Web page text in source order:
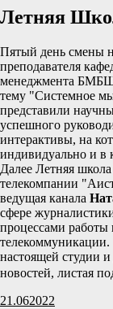
Летняя
Пятый день смены
преподавателя
менеджмента
тему "Системное
представили
успешного
интерактивы, на
индивидуально и в
Далее Летняя
телекомпании
ведущая канала
сфере
процессами работы
телекоммуникации.
настоящей студии и
новостей, листая
21.062022